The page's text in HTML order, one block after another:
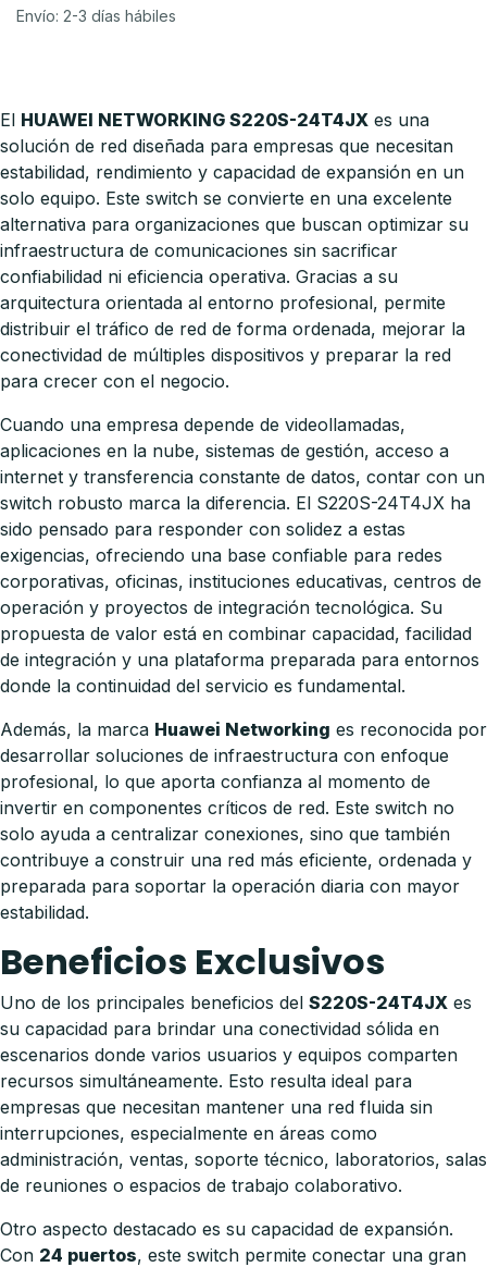
Envío: 2-3 días hábiles
El HUAWEI NETWORKING S220S-24T4JX es una
solución de red diseñada para empresas que necesitan
estabilidad, rendimiento y capacidad de expansión en un
solo equipo. Este switch se convierte en una excelente
alternativa para organizaciones que buscan optimizar su
infraestructura de comunicaciones sin sacrificar
confiabilidad ni eficiencia operativa. Gracias a su
arquitectura orientada al entorno profesional, permite
distribuir el tráfico de red de forma ordenada, mejorar la
conectividad de múltiples dispositivos y preparar la red
para crecer con el negocio.
Cuando una empresa depende de videollamadas,
aplicaciones en la nube, sistemas de gestión, acceso a
internet y transferencia constante de datos, contar con un
switch robusto marca la diferencia. El S220S-24T4JX ha
sido pensado para responder con solidez a estas
exigencias, ofreciendo una base confiable para redes
corporativas, oficinas, instituciones educativas, centros de
operación y proyectos de integración tecnológica. Su
propuesta de valor está en combinar capacidad, facilidad
de integración y una plataforma preparada para entornos
donde la continuidad del servicio es fundamental.
Además, la marca Huawei Networking es reconocida por
desarrollar soluciones de infraestructura con enfoque
profesional, lo que aporta confianza al momento de
invertir en componentes críticos de red. Este switch no
solo ayuda a centralizar conexiones, sino que también
contribuye a construir una red más eficiente, ordenada y
preparada para soportar la operación diaria con mayor
estabilidad.
Beneficios Exclusivos
Uno de los principales beneficios del S220S-24T4JX es
su capacidad para brindar una conectividad sólida en
escenarios donde varios usuarios y equipos comparten
recursos simultáneamente. Esto resulta ideal para
empresas que necesitan mantener una red fluida sin
interrupciones, especialmente en áreas como
administración, ventas, soporte técnico, laboratorios, salas
de reuniones o espacios de trabajo colaborativo.
Otro aspecto destacado es su capacidad de expansión.
Con 24 puertos, este switch permite conectar una gran